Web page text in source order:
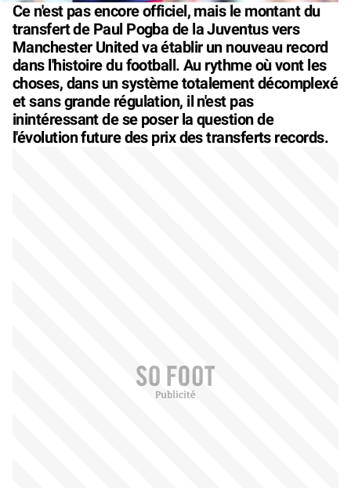
Ce n'est pas encore officiel, mais le montant du
transfert de Paul Pogba de la Juventus vers
Manchester United va établir un nouveau record
dans l'histoire du football. Au rythme où vont les
choses, dans un système totalement décomplexé
et sans grande régulation, il n'est pas
inintéressant de se poser la question de
l'évolution future des prix des transferts records.